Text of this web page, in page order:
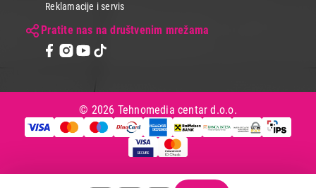
Reklamacije i servis
Pratite nas na društvenim mrežama
© 2026 Tehnomedia centar d.o.o.